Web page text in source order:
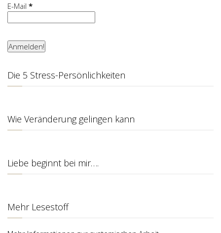
E-Mail *
Die 5 Stress-Persönlichkeiten
Wie Veränderung gelingen kann
Liebe beginnt bei mir….
Mehr Lesestoff